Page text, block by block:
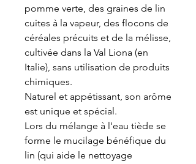
pomme verte, des graines de lin
cuites à la vapeur, des flocons de
céréales précuits et de la mélisse,
cultivée dans la Val Liona (en
Italie), sans utilisation de produits
chimiques.
Naturel et appétissant, son arôme
est unique et spécial.
Lors du mélange à l'eau tiède se
forme le mucilage bénéfique du
lin (qui aide le nettoyage